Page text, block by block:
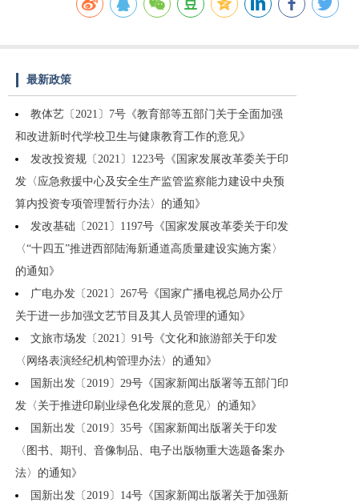
最新政策
教体艺〔2021〕7号《教育部等五部门关于全面加强
和改进新时代学校卫生与健康教育工作的意见》
发改投资规〔2021〕1223号《国家发展改革委关于印
发〈应急救援中心及安全生产监管监察能力建设中央预
算内投资专项管理暂行办法〉的通知》
发改基础〔2021〕1197号《国家发展改革委关于印发
〈“十四五”推进西部陆海新通道高质量建设实施方案〉
的通知》
广电办发〔2021〕267号《国家广播电视总局办公厅
关于进一步加强文艺节目及其人员管理的通知》
文旅市场发〔2021〕91号《文化和旅游部关于印发
〈网络表演经纪机构管理办法〉的通知》
国新出发〔2019〕29号《国家新闻出版署等五部门印
发〈关于推进印刷业绿色化发展的意见〉的通知》
国新出发〔2019〕35号《国家新闻出版署关于印发
〈图书、期刊、音像制品、电子出版物重大选题备案办
法〉的通知》
国新出发〔2019〕14号《国家新闻出版署关于加强新